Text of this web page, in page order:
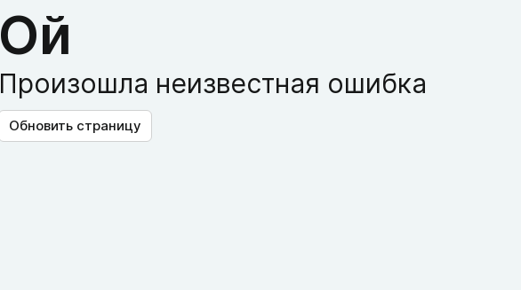
Ой
Произошла неизвестная ошибка
Обновить страницу